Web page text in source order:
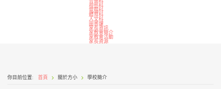
視藝科
電腦科
體育科
人文科
圖書課
家長資訊
家教會簡介
家教會活動
家長資源
你目前位置: 首頁 關於方小 學校簡介